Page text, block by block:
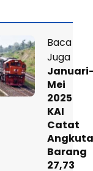
Baca
Juga
Mei
2025
KAI
Catat
Barang
27,73